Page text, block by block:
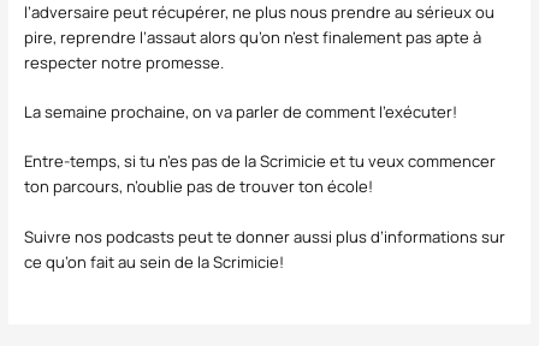
l’adversaire peut récupérer, ne plus nous prendre au sérieux ou
pire, reprendre l’assaut alors qu’on n’est finalement pas apte à
respecter notre promesse.
La semaine prochaine, on va parler de comment l’exécuter!
Entre-temps, si tu n’es pas de la Scrimicie et tu veux commencer
ton parcours, n’oublie pas detrouver ton école!
Suivre nos podcasts peut te donneraussi plus d’informations sur
ce qu’on fait au sein de la Scrimicie!